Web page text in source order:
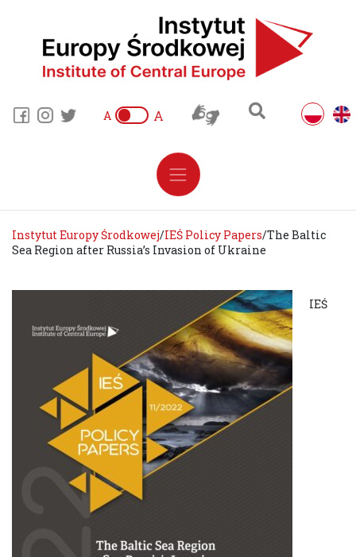
A A
Instytut Europy Środkowej/IEŚ Policy Papers/The Baltic
Sea Region after Russia’s Invasion of Ukraine
IEŚ